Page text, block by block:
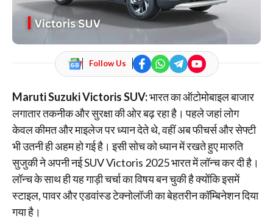
Follow Us
Maruti Suzuki Victoris SUV:भारत का ऑटोमोबाइल बाजार
लगातार तकनीक और सुरक्षा की ओर बढ़ रहा है। पहले जहां लोग
केवल कीमत और माइलेज पर ध्यान देते थे, वहीं अब फीचर्स और सेफ्टी
भी उतनी ही अहम हो गई है। इसी सोच को ध्यान में रखते हुए मारुति
सुजुकी ने अपनी नई SUV Victoris 2025 भारत में लॉन्च कर दी है।
लॉन्च के साथ ही यह गाड़ी चर्चा का विषय बन चुकी है क्योंकि इसमें
स्टाइल, पावर और एडवांस्ड टेक्नोलॉजी का बेहतरीन कॉम्बिनेशन दिया
गया है।